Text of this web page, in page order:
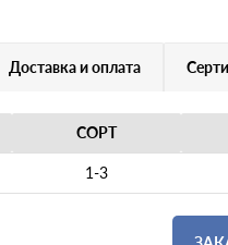
Доставка и оплата
СОРТ
1-3